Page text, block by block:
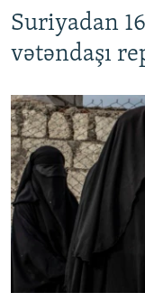
Suriyadan
vətəndaşı